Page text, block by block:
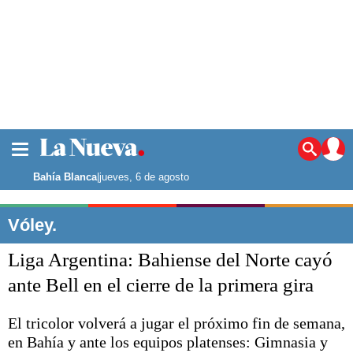
Noticias
La ciudad
Punta Alta
El mundo
Seguridad
Deportes
Escenario Olímpico
Liga del Sur
Bahía Blanca|jueves, 6 de agosto
Vóley.
Liga Argentina: Bahiense del Norte cayó
ante Bell en el cierre de la primera gira
El tricolor volverá a jugar el próximo fin de semana,
en Bahía y ante los equipos platenses: Gimnasia y